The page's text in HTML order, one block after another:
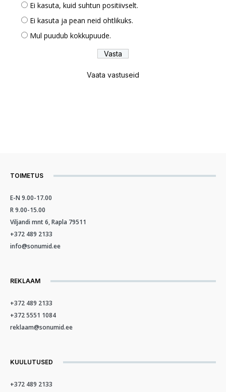
Ei kasuta, kuid suhtun positiivselt.
Ei kasuta ja pean neid ohtlikuks.
Mul puudub kokkupuude.
Vaata vastuseid
TOIMETUS
E-N 9.00-17.00
R 9.00-15.00
Viljandi mnt 6, Rapla 79511
+372 489 2133
info@sonumid.ee
REKLAAM
+372 489 2133
+372 5551 1084
reklaam@sonumid.ee
KUULUTUSED
+372 489 2133